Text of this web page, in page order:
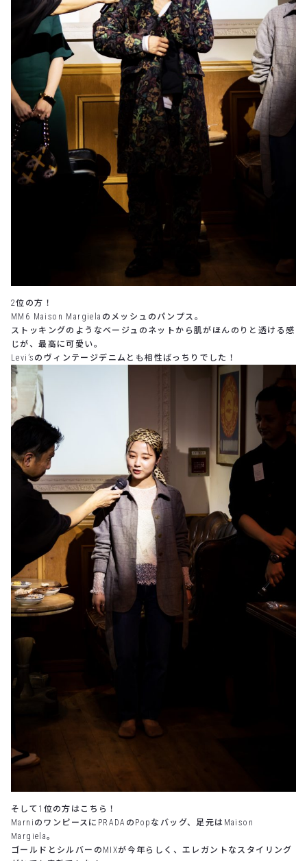
2位の方！
MM6 Maison Margielaのメッシュのパンプス。
ストッキングのようなベージュのネットから肌がほんのりと透ける感
じが、最高に可愛い。
Levi’sのヴィンテージデニムとも相性ばっちりでした！
そして1位の方はこちら！
MarniのワンピースにPRADAのPopなバッグ、足元はMaison
Margiela。
ゴールドとシルバーのMIXが今年らしく、エレガントなスタイリング